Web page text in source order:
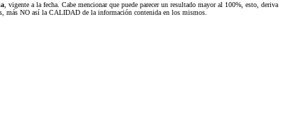
, vigente a la fecha. Cabe mencionar que puede parecer un resultado mayor al 100%, esto, deriva
más NO así la CALIDAD de la información contenida en los mismos.